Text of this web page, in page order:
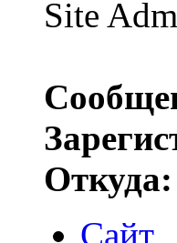
Site
Откуда:
Сайт